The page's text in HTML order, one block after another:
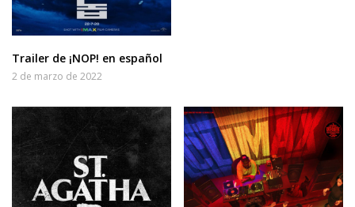
Trailer de ¡NOP! en español
2 de marzo de 2022